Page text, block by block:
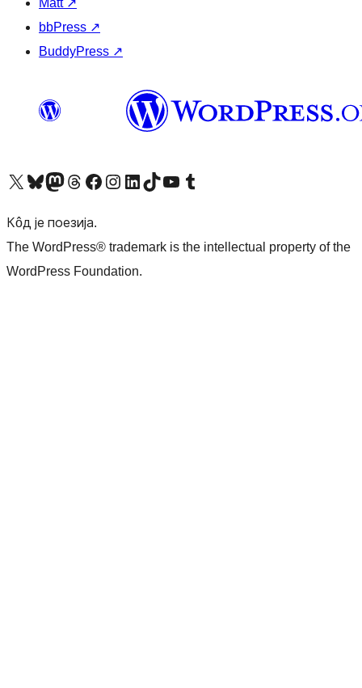
Matt ↗
bbPress ↗
BuddyPress ↗
Visit our X (formerly Twitter) account
Посетите наш Bluesky налог
Visit our Mastodon account
Посетите наш налог на Threads-у Visit our Facebook pageПосетите наш Инстаграм налог
Visit our LinkedIn account
Посетите наш TikTok налог
Visit our YouTube channel
Посетите наш Tumblr налог
Кôд је поезија.
The WordPress® trademark is the intellectual property of the
WordPress Foundation.